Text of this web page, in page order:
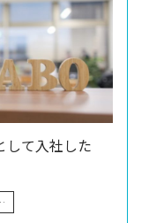
して入社した